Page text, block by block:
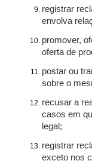
registrar
envolva
promover,
oferta de
postar ou
sobre o
recusar a
casos em
legal;
registrar
exceto nos